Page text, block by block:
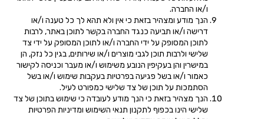
ו/או החברה.
הנך מודע ומצהיר בזאת כי אין ולא תהא לך כל טענה ו/או
דרישה ו/או תביעה כנגד החברה בקשר לתוכן באתר, לרבות
לתוכן המסופק על ידי החברה ו/או לתוכן המסופק על ידי צד
שלישי ולרבות תוכן לגבי מוצרים ו/או שירותים, בגין כל נזק, הן
במישרין והן בעקיפין הנובע משימוש ו/או מעבר וכניסה לקישור
כאמור ו/או בשל פגיעה בפרטיות בעקבות שימוש ו/או בשל
הסתמכות על תוכן של צד שלישי כמפורט לעיל.
הנך מצהיר בזאת כי הנך מודע לעובדה כי שימוש בתוכן של צד
שלישי הינו בכפוף לתקנון תנאי השימוש ומדיניות הפרטיות